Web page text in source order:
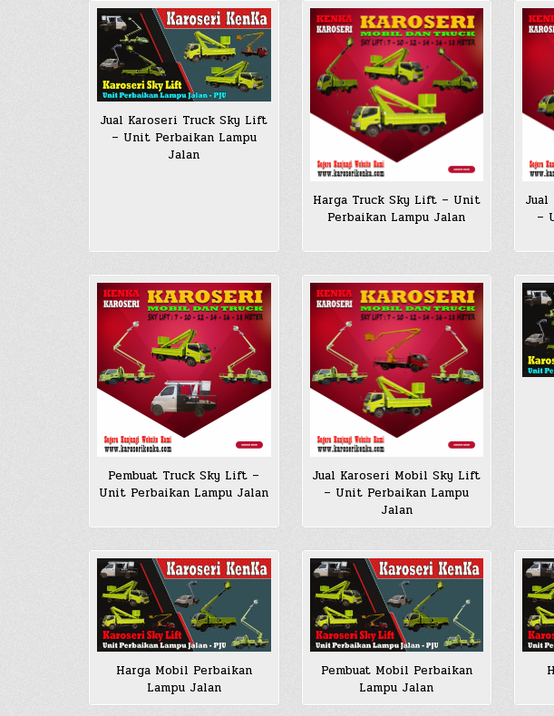
Jual Karoseri Truck Sky Lift
– Unit Perbaikan Lampu
Jalan
Harga Truck Sky Lift – Unit
Perbaikan Lampu Jalan
–
Pembuat Truck Sky Lift –
Unit Perbaikan Lampu Jalan
Jual Karoseri Mobil Sky Lift
– Unit Perbaikan Lampu
Jalan
Harga Mobil Perbaikan
Lampu Jalan
Pembuat Mobil Perbaikan
Lampu Jalan